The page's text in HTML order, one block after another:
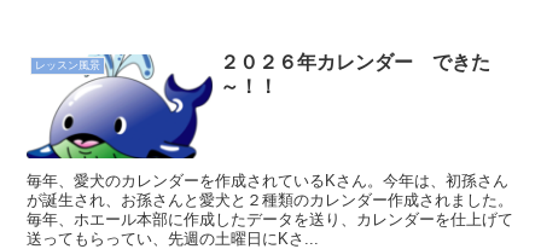
レッスン風景
２０２６年カレンダー できた
～！！
毎年、愛犬のカレンダーを作成されているKさん。今年は、初孫さん
が誕生され、お孫さんと愛犬と２種類のカレンダー作成されました。
毎年、ホエール本部に作成したデータを送り、カレンダーを仕上げて
送ってもらってい、先週の土曜日にKさ...